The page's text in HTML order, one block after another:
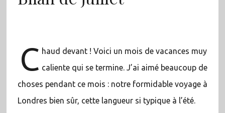
C haud devant ! Voici un mois de vacances muy
caliente qui se termine. J’ai aimé beaucoup de
choses pendant ce mois : notre formidable voyage à
Londres bien sûr, cette langueur si typique à l’été.